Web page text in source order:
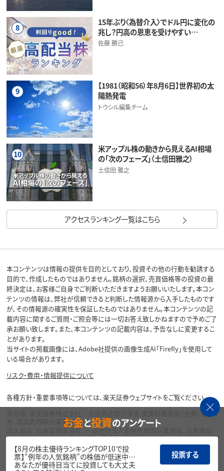
8
15年ぶり〈為替介入〉でドル円に変化の
兆し？円高の恩恵を受けやすい…
佐藤 勝己
9
【1981（昭和56）年8月6日】世界初の太
陽熱発電
トウシル編集チーム
10
米アップル株の動きから見えるAI相場
の「次のフェーズ」（土信田雅之）
土信田 雅之
アクセスランキング一覧はこちら
本コンテンツは情報の提供を目的としており、投資その他の行動を勧誘する
目的で、作成したものではありません。銘柄の選択、売買価格等の投資の最
終決定は、お客様ご自身でご判断いただきますようお願いいたします。本コン
テンツの情報は、弊社が信頼できると判断した情報源から入手したものです
が、その情報源の確実性を保証したものではありません。本コンテンツの記
載内容に関するご質問・ご照会等には一切お答え致しかねますので予めご了
承お願い致します。また、本コンテンツの記載内容は、予告なしに変更するこ
とがあります。
当サイトの掲載画像には、Adobe社提供の画像生成AI「Firefly」を使用して
いる場合があります。
リスク・費用・情報提供について
各種方針・重要事項等については、楽天証券ウェブサイトをご覧ください。
商号等：楽天証券株式会社／金融商品取引業者 関東財務局長（金商）第195
号、商品先物取引業者
加入協会：日本証券業協会、一般社団法人金融先物取引業協会、日本商品
先物取引協会、一般社団法人第二種金融商品取引業協会、一般社団法人資
産運用業協会
Copyright©
お金と投資のアンケート
【8月の株主優待ランキングTOP10で投
票】“例年の人気銘柄”の株価が低迷中…
あなたが優待目当てに投資しても大丈夫
投票する